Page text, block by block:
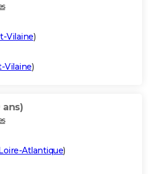
Vilaine)
Vilaine)
ans)
Atlantique)